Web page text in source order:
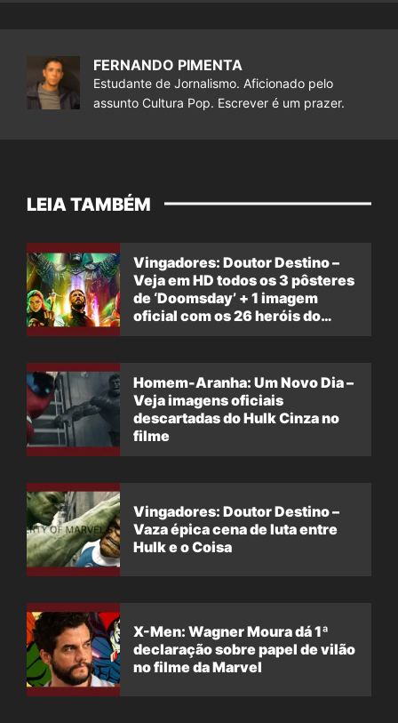
FERNANDO PIMENTA
Estudante de Jornalismo. Aficionado pelo
assunto Cultura Pop. Escrever é um prazer.
LEIA TAMBÉM
Vingadores: Doutor Destino –
Veja em HD todos os 3 pôsteres
de ‘Doomsday’ + 1 imagem
oficial com os 26 heróis do
Homem-Aranha: Um Novo Dia –
Veja imagens oficiais
descartadas do Hulk Cinza no
filme
Vingadores: Doutor Destino –
Vaza épica cena de luta entre
Hulk e o Coisa
X-Men: Wagner Moura dá 1ª
declaração sobre papel de vilão
no filme da Marvel